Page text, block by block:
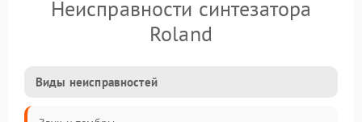
Неисправности синтезатора
Roland
Виды неисправностей